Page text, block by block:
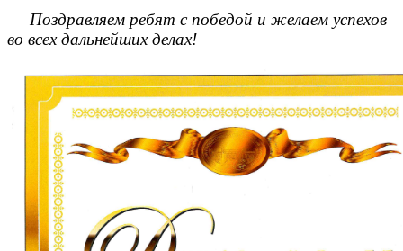
Поздравляем ребят с победой и желаем успехов
во всех дальнейших делах!